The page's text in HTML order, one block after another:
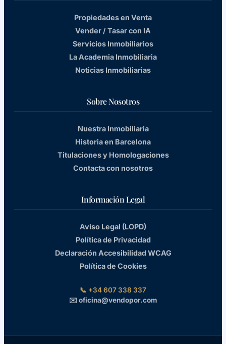
Propiedades en Venta
Vender / Tasar con IA
Servicios Inmobiliarios
La Academia Inmobiliaria
Noticias Inmobiliarias
Sobre Nosotros
Nuestra Inmobiliaria
Historia en Barcelona
Titulaciones y Homologaciones
Contacta con nosotros
Información Legal
Aviso Legal (LOPD)
Política de Privacidad
Declaración Accesibilidad WCAG
Política de Cookies
📞 +34 607 338 337
✉️ oficina@vendopor.com